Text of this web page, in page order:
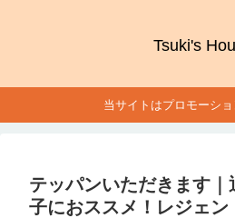
Tsuki's
当サイトはプロモーシ
テッパンいただきます
子におススメ！レジェ